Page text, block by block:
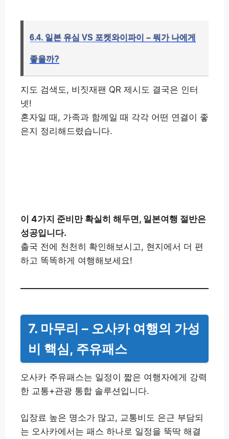
6.4. 일본 유심 VS 포켓와이파이 – 뭐가 나에게
좋을까?
지도 검색도, 비짓재팬 QR 제시도 결국은 인터
넷!
혼자일 때, 가족과 함께일 때 각각 어떤 연결이 좋
은지 정리해드렸습니다.
이 4가지 준비만 확실히 해두면, 일본여행 절반은
성공입니다.
출국 전에 천천히 확인해보시고, 현지에서 더 편
하고 똑똑하게 여행해보세요!
7. 마무리 – 오사카 여행의 가성
비 핵심, 주유패스
오사카 주유패스는 일정이 짧은 여행자에게 강력
한 교통+관광 통합 솔루션입니다.
입장료 높은 명소가 많고, 교통비도 은근 부담되
는 오사카에서는 패스 하나로 일정을 뚝딱 해결